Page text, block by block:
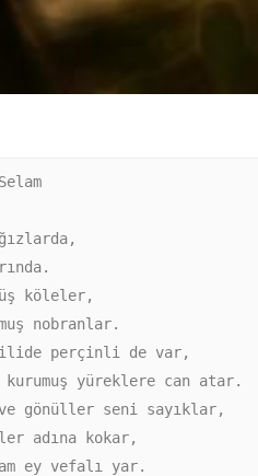
köleler,
nobranlar.
perçinli de var,
kurumuş yüreklere can atar.
gönüller seni sayıklar,
adına kokar,
ey vefalı yar.